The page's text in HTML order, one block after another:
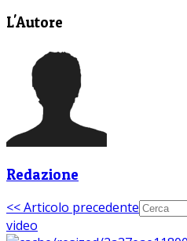
L'Autore
Redazione
<< Articolo precedente
video